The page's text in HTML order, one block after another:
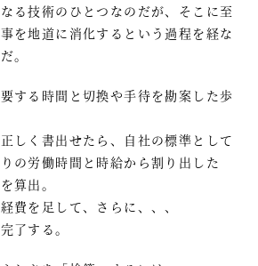
る技術のひとつなのだが、そこに至
を地道に消化するという過程を経な
。
する時間と切換や手待を勘案した歩
しく書出せたら、自社の標準として
の労働時間と時給から割り出した
算出。
費を足して、さらに、、、
了する。